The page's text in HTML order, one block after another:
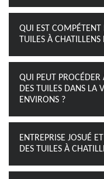
QUI EST COMPÉTENT
TUILES À
QUI PEUT PROCÉDER
DES TUILES DANS LA
ENVIRONS ?
ENTREPRISE JOSUÉ
DES TUILES À